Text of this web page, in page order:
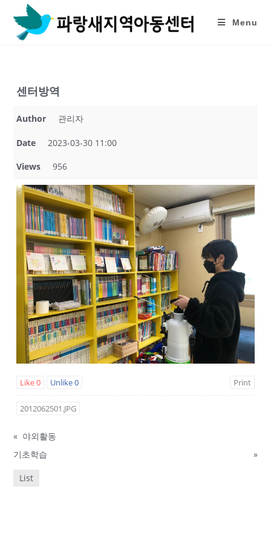
content
Menu
센터방역
Author 관리자
Date 2023-03-30 11:00
Views 956
Like0 Unlike0 Print
2012062501.JPG
« 야외활동
기초학습
»
List